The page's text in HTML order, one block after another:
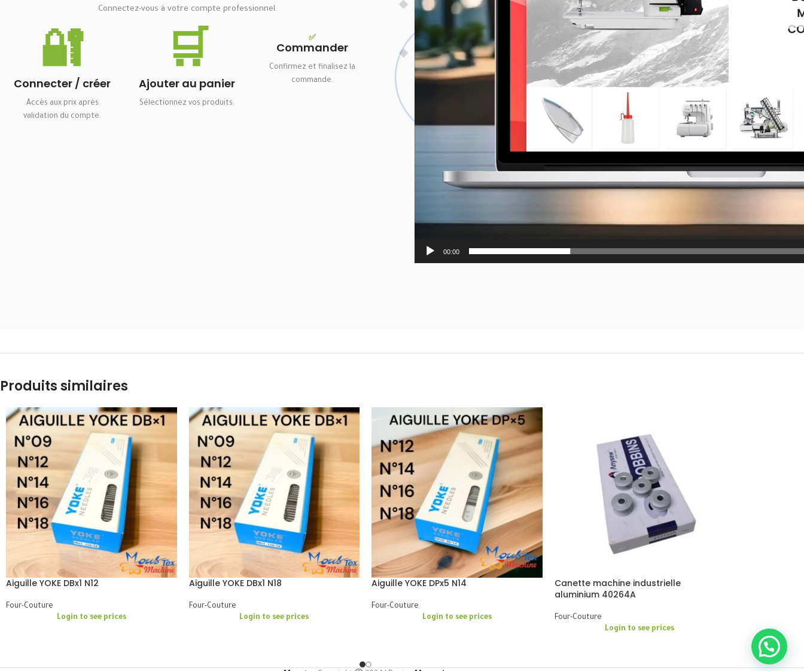
Connectez-vous à votre compte professionnel.
🔐
Connecter / créer
Accès aux prix après
validation du compte.
🛒
Ajouter au panier
Sélectionnez vos produits.
✅
Commander
Confirmez et finalisez la
commande.
00:00
Produits similaires
Aiguille YOKE DBx1 N12
Four-Couture
Login to see prices
Aiguille YOKE DBx1 N18
Four-Couture
Login to see prices
Aiguille YOKE DPx5 N14
Four-Couture
Login to see prices
Canette machine industrielle
aluminium 40264A
Four-Couture
Login to see prices